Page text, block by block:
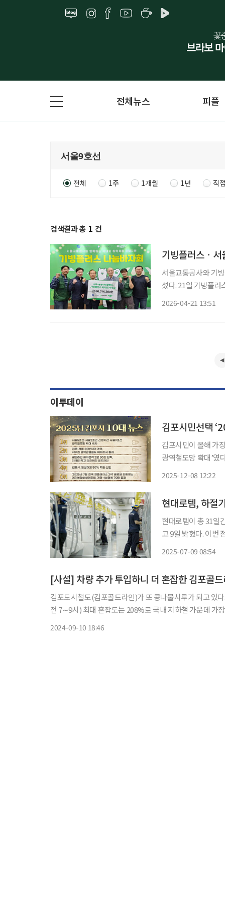
전체뉴스 피플
전체 1주 1개월 1년 직
검색결과 총 1 건
기빙플러스ㆍ
서울교통공사와 기
섰다. 21일 기빙플러스에 따르면, 양 기관은 지난 14일부터 16일까지 서울 강남구 봉은사역
2026-04-21 13:51
이투데이
김포시민이 올해 가
광역철도망 확대’였다. 218명이 참여한 온라인 투표에서 이 사업은 141표(13%)로
2025-12-08 12:22
현대로템, 하절
현대로템이 총 31일
고 9일 밝혔다. 이번 점검은 한국철도공사(코레일)와 서울교통공사, GTX-A 운영㈜, 서울9호
2025-07-09 08:54
[사설] 차량 추가 투입하니 더 혼잡한 김포골
김포도시철도(김포골드라인)가 또 콩나물시루가 되고 있
전 7∼9시) 최대 혼잡도는 208%로 국내 지하철 가운데 가
2024-09-10 18:46